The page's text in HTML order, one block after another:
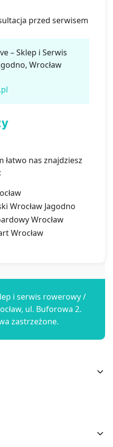
przed serwisem
– Sklep i Serwis
Wrocław
łatwo nas znajdziesz
Wrocław Jagodno
Wrocław
Wrocław
i serwis rowerowy /
ul. Buforowa 2.
zastrzeżone.